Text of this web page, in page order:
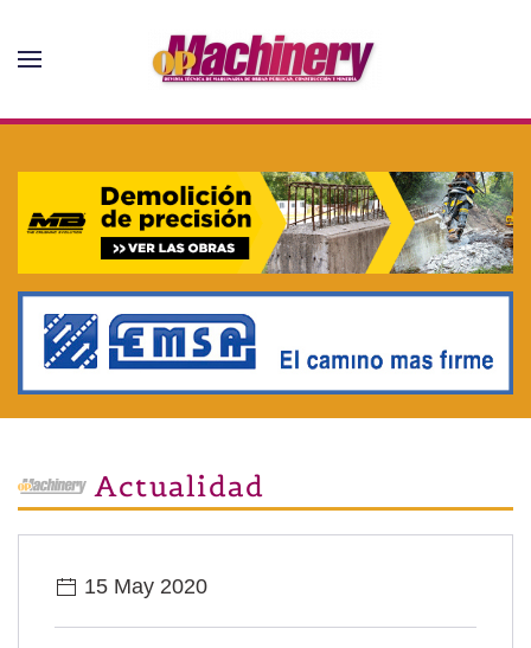
Skip to main content
Actualidad
15 May 2020